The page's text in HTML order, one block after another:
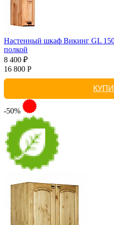
Настенный шкаф Викинг GL
полкой
8 400 ₽
16 800 Р
-50%